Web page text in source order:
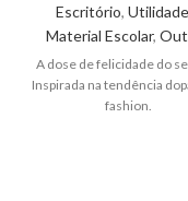
Escritório,
Material Escolar,
A dose de felicidade do
Inspirada na tendência
fashion.